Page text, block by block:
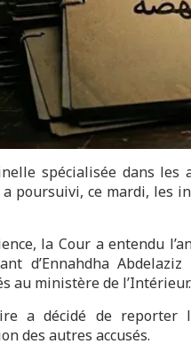
spécialisée dans
poursuivi, ce mardi, les
la Cour a entendu
d’Ennahdha
au ministère de l’Intérieur.
a décidé de reporter
des autres accusés.